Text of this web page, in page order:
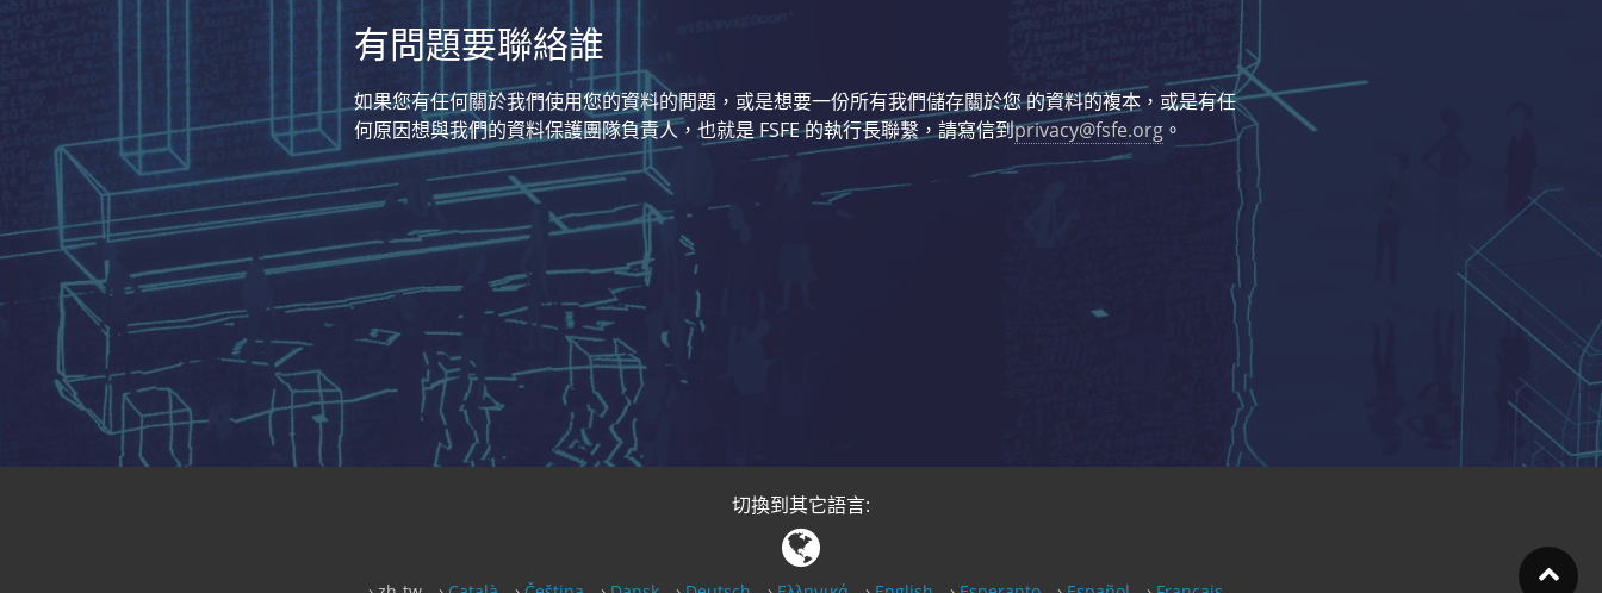
有問題要聯絡誰
如果您有任何關於我們使用您的資料的問題，或是想要一份所有我們儲存關於您 的資料的複本，或是有任
何原因想與我們的資料保護團隊負責人，也就是 FSFE 的執行長聯繫，請寫信到privacy@fsfe.org 。
切換到其它語言: